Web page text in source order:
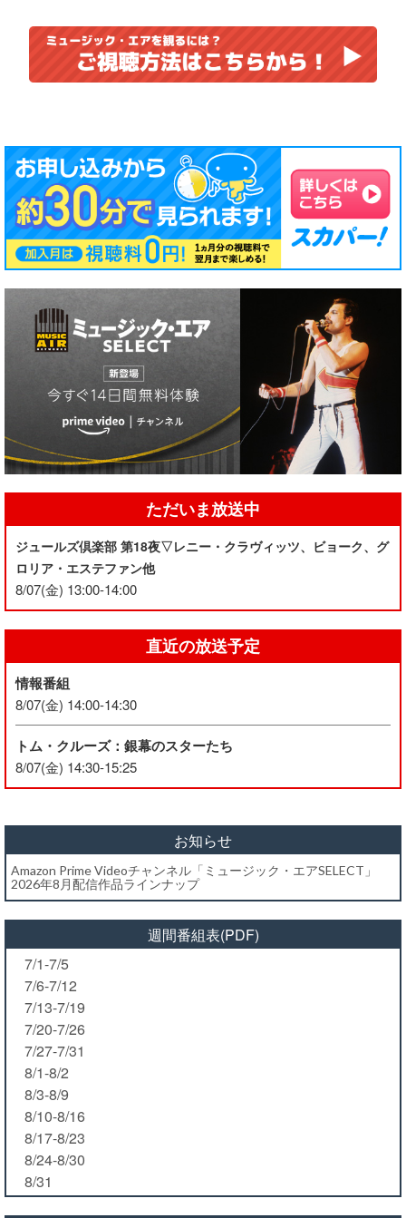
ただいま放送中
ジュールズ倶楽部 第18夜▽レニー・クラヴィッツ、ビョーク、グ
ロリア・エステファン他
8/07(金) 13:00-14:00
直近の放送予定
情報番組
8/07(金) 14:00-14:30
トム・クルーズ：銀幕のスターたち
8/07(金) 14:30-15:25
お知らせ
Amazon Prime Videoチャンネル「ミュージック・エアSELECT」
2026年8月配信作品ラインナップ
週間番組表(PDF)
7/1-7/5
7/6-7/12
7/13-7/19
7/20-7/26
7/27-7/31
8/1-8/2
8/3-8/9
8/10-8/16
8/17-8/23
8/24-8/30
8/31